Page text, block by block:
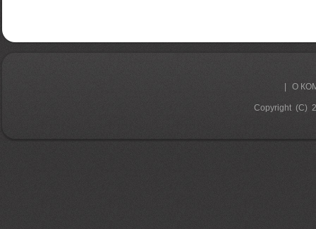
Copyright (C)
О